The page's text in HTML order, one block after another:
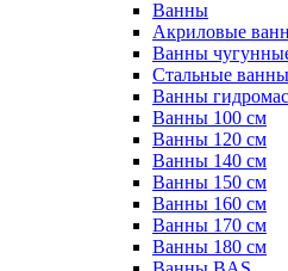
Ванны
Акриловые
Ванны
Стальные ванны
Ванны
Ванны 100 см
Ванны 120 см
Ванны 140 см
Ванны 150 см
Ванны 160 см
Ванны 170 см
Ванны 180 см